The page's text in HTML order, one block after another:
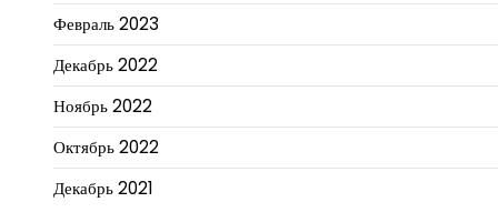
Февраль 2023
Декабрь 2022
Ноябрь 2022
Октябрь 2022
Декабрь 2021